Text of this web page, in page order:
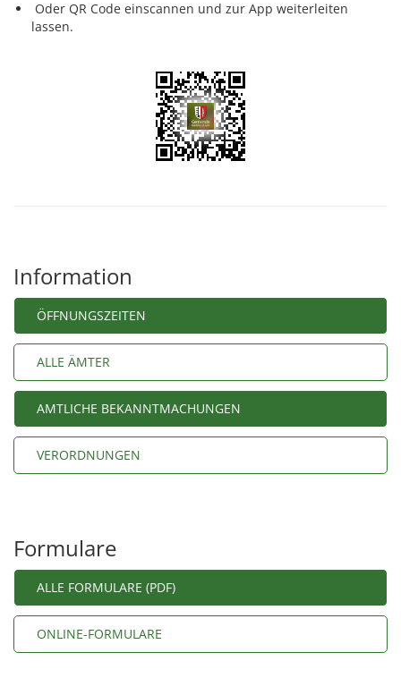
Oder QR Code einscannen und zur App weiterleiten
lassen.
Information
ÖFFNUNGSZEITEN
ALLE ÄMTER
AMTLICHE BEKANNTMACHUNGEN
VERORDNUNGEN
Formulare
ALLE FORMULARE (PDF)
ONLINE-FORMULARE